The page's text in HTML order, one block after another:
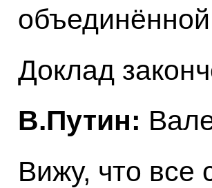
Доклад
В.Путин:
Вижу, что все